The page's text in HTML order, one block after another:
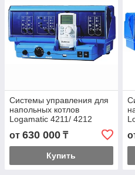
Системы управления для
напольных котлов
Logamatic 4211/ 4212
от 630 000 ₸
Купить